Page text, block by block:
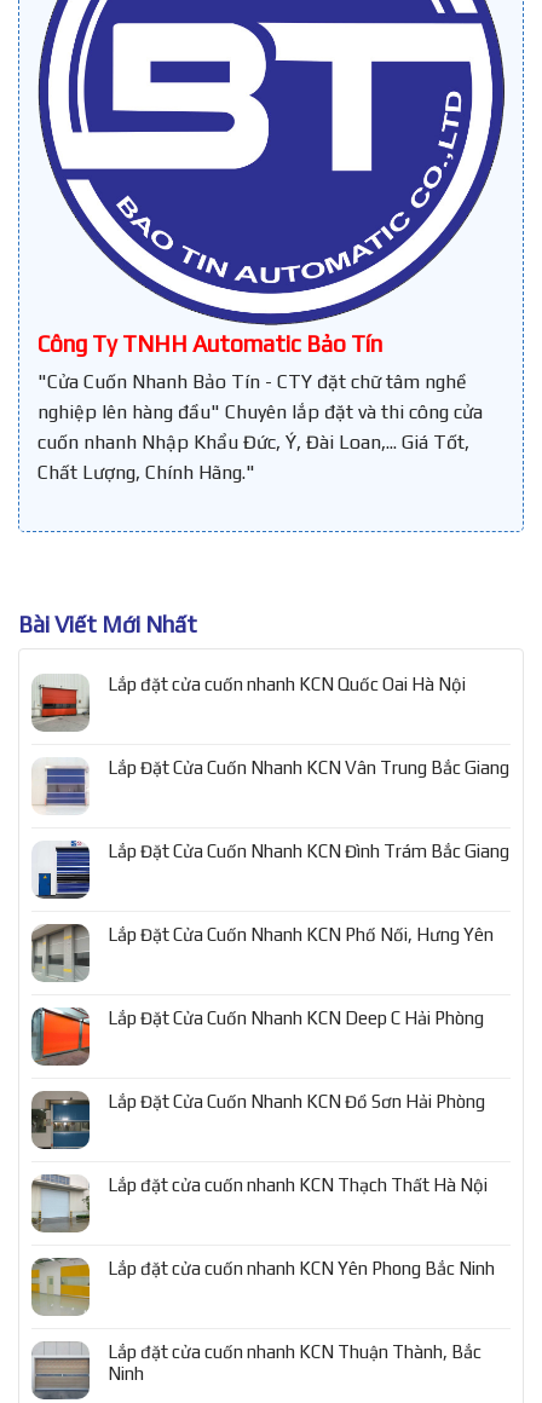
Công Ty TNHH Automatic Bảo Tín
"Cửa Cuốn Nhanh Bảo Tín - CTY đặt chữ tâm nghề
nghiệp lên hàng đầu" Chuyên lắp đặt và thi công cửa
cuốn nhanh Nhập Khẩu Đức, Ý, Đài Loan,... Giá Tốt,
Chất Lượng, Chính Hãng."
Bài Viết Mới Nhất
Lắp đặt cửa cuốn nhanh KCN Quốc Oai Hà Nội
Lắp Đặt Cửa Cuốn Nhanh KCN Vân Trung Bắc Giang
Lắp Đặt Cửa Cuốn Nhanh KCN Đình Trám Bắc Giang
Lắp Đặt Cửa Cuốn Nhanh KCN Phố Nối, Hưng Yên
Lắp Đặt Cửa Cuốn Nhanh KCN Deep C Hải Phòng
Lắp Đặt Cửa Cuốn Nhanh KCN Đồ Sơn Hải Phòng
Lắp đặt cửa cuốn nhanh KCN Thạch Thất Hà Nội
Lắp đặt cửa cuốn nhanh KCN Yên Phong Bắc Ninh
Lắp đặt cửa cuốn nhanh KCN Thuận Thành, Bắc
Ninh